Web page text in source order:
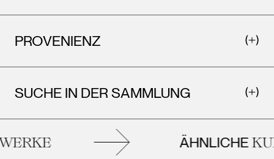
Wien
PROVENIENZ
SUCHE IN DER SAMMLUNG
ÄHNLICHE